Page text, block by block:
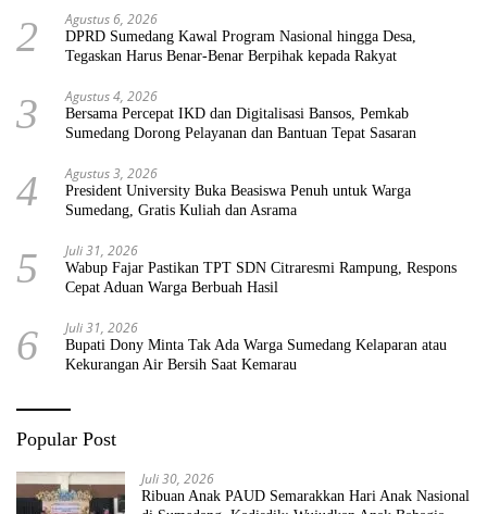
2 Agustus 6, 2026
DPRD Sumedang Kawal Program Nasional hingga Desa,
Tegaskan Harus Benar-Benar Berpihak kepada Rakyat
3 Agustus 4, 2026
Bersama Percepat IKD dan Digitalisasi Bansos, Pemkab
Sumedang Dorong Pelayanan dan Bantuan Tepat Sasaran
4 Agustus 3, 2026
President University Buka Beasiswa Penuh untuk Warga
Sumedang, Gratis Kuliah dan Asrama
5 Juli 31, 2026
Wabup Fajar Pastikan TPT SDN Citraresmi Rampung, Respons
Cepat Aduan Warga Berbuah Hasil
6 Juli 31, 2026
Bupati Dony Minta Tak Ada Warga Sumedang Kelaparan atau
Kekurangan Air Bersih Saat Kemarau
Popular Post
Juli 30, 2026
Ribuan Anak PAUD Semarakkan Hari Anak Nasional